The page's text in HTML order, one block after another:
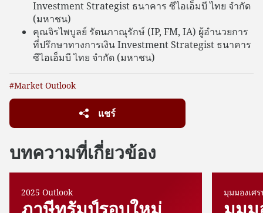
Investment Strategist ธนาคาร ซีไอเอ็มบี ไทย จำกัด
(มหาชน)
คุณจิรไพบูลย์ รัตนภาณุรักษ์ (IP, FM, IA) ผู้อำนวยการ
ที่ปรึกษาทางการเงิน Investment Strategist ธนาคาร
ซีไอเอ็มบี ไทย จำกัด (มหาชน)
#Market Outlook
แชร์
บทความที่เกี่ยวข้อง
2025 Outlook มุมมองเศ